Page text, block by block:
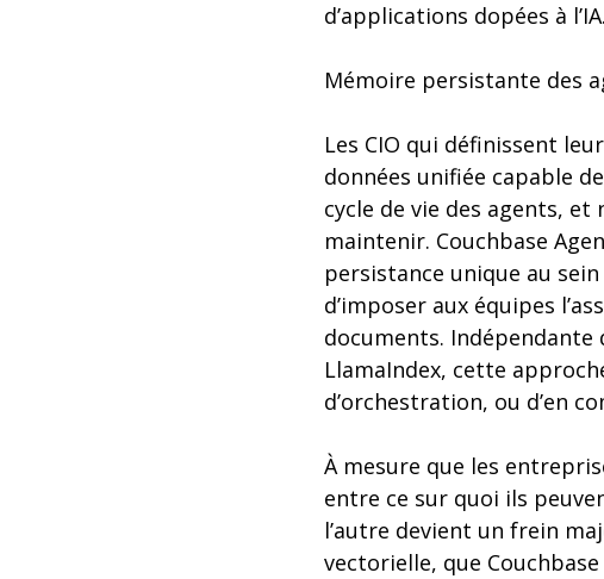
d’applications dopées à
Mémoire persistante des
Les CIO qui définissent
données unifiée capable
cycle de vie des agents,
maintenir. Couchbase
persistance unique au
d’imposer aux équipes
documents. Indépendante
LlamaIndex, cette
d’orchestration, ou d’en
À mesure que les
entre ce sur quoi ils
l’autre devient un frein
vectorielle, que